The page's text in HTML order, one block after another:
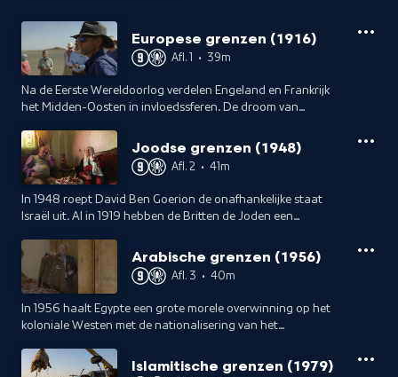
Europese grenzen (1916)
Afl. 1 • 39m
Na de Eerste Wereldoorlog verdelen Engeland en Frankrijk
het Midden-Oosten in invloedssferen. De droom van
in duigen.
Joodse grenzen (1948)
Afl. 2 • 41m
In 1948 roept David Ben Goerion de onafhankelijke staat
Israël uit. Al in 1919 hebben de Britten de Joden een
Arabische grenzen (1956)
Afl. 3 • 40m
In 1956 haalt Egypte een grote morele overwinning op het
koloniale Westen met de nationalisering van het
Islamitische grenzen (1979)